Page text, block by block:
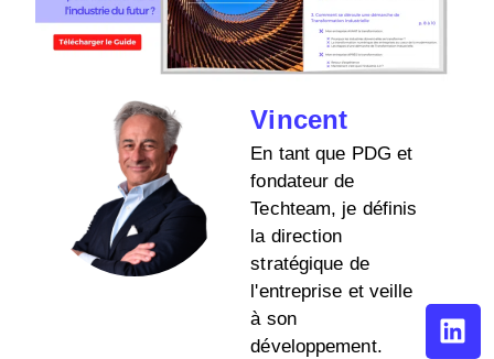
Vincent
En tant que PDG et
fondateur de
Techteam, je définis
la direction
stratégique de
l'entreprise et veille
à son
développement.